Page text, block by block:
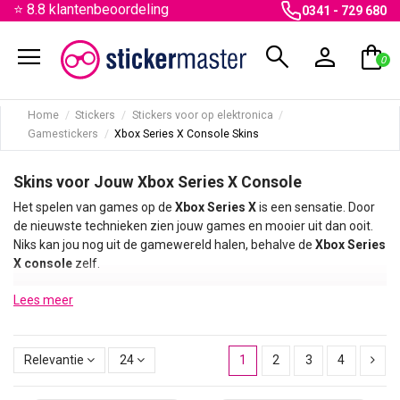
⭐ 8.8 klantenbeoordeling 0341 - 729 680
menu search person shopping_bag
0
Home Stickers
Stickers voor op elektronica
Gamestickers
Xbox Series X Console Skins
Skins voor Jouw Xbox Series X Console
Het spelen van games op de Xbox Series Xis een sensatie. Door
de nieuwste technieken zien jouw games en mooier uit dan ooit.
Niks kan jou nog uit de gamewereld halen, behalve de Xbox Series
X console zelf.
Het standaard zwarte uiterlijk van de
consoleoogt vrij saai wat niet aansluit bij het moderne karakter.
als één van de eerste in Nederland
Xbox Series X console
skinsaan. Met deze stickers verander je eenvoudig het uiterlijk
van jouwXbox Series X console. Stickermaster heeft ruime
Lees meer
1 2 3 4
Relevantie 24